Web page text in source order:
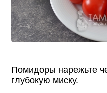
Помидоры нарежьте
глубокую миску.